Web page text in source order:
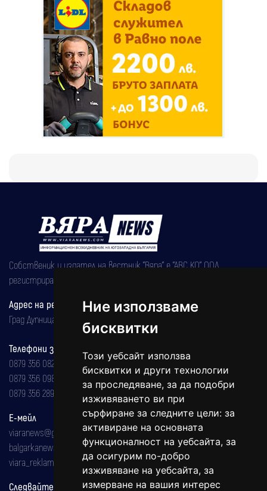
Ние използваме
бисквитки
Този уебсайт използва
бисквитки и други технологии
за проследяване, за да подобри
изживяването ви при
сърфиране за следните цели: за
активиране на основната
функционалност на уебсайта, за
да осигурим по-добро
изживяване на уебсайта, за
измерване на вашия интерес
Собственик и издател на вестник "Вяра" е "АВС КО" ООД,
регистрирана на 08.05.2002 година.
Адрес на редакцията
Град Дупница, ул.''Христо Ботев" 43
Телефони за реклама и абонаменти
0879 356 082
0879 356 098
0879 356 289
Е-мейл
viaranews@gmail.com
balgarkanews@gmail.com
viara_reklama@mail.bg
Следвайте ни: